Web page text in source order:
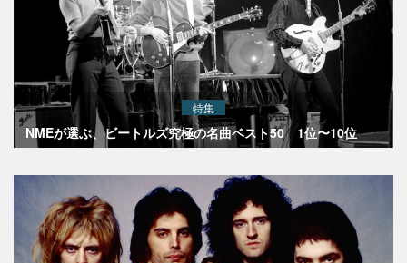
特集
NMEが選ぶ、ビートルズ究極の名曲ベスト50 1位〜10位